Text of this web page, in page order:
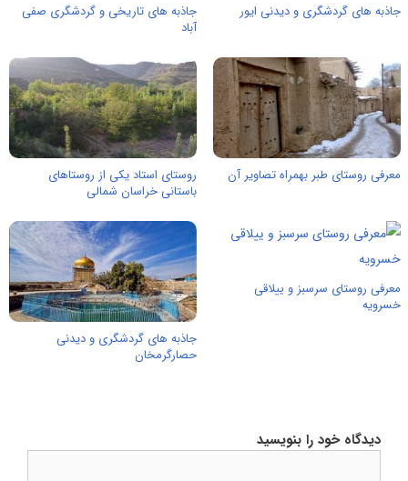
جاذبه های گردشگری و دیدنی ایور
جاذبه های تاریخی و گردشگری صفی
آباد
معرفی روستای طبر بهمراه تصاویر آن
روستای استاد یکی از روستاهای
باستانی خراسان شمالی
معرفی روستای سرسبز و ییلاقی
خسرویه
جاذبه های گردشگری و دیدنی
حصارگرمخان
دیدگاه خود را بنویسید